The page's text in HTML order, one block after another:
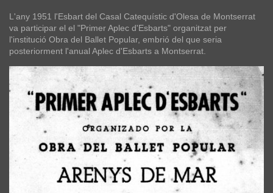
L'any 1951 l'Esbart del Casal Catequístic d'Olesa de Montserrat
va participar el el "Primer Aplec d'Esbarts" organitzat per
l'institució Obra del Ballet Popular, embrió del que seria
posteriorment l'anual Aplec d'Esbarts a Montserrat.